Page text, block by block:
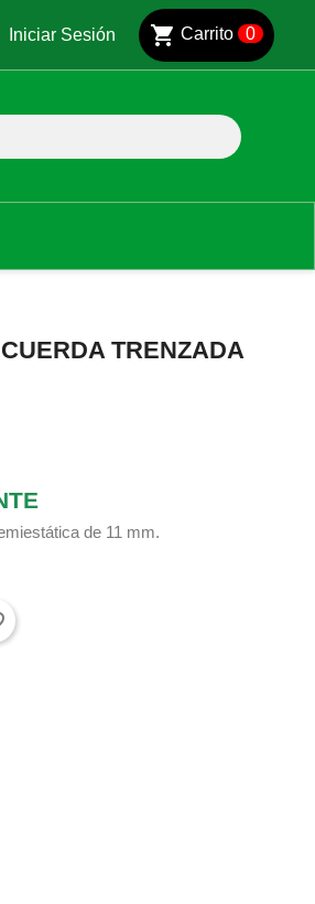
Iniciar Sesión shopping_cart Carrito 0
TRENZADA
de 11 mm.